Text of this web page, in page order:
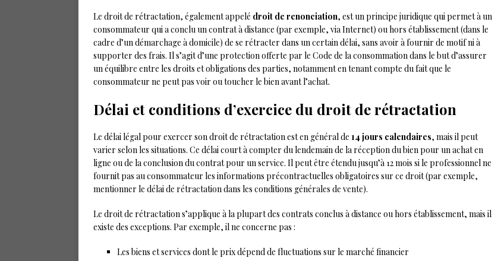
Le droit de rétractation, également appelé droit de renonciation, est un principe juridique qui permet à un
consommateur qui a conclu un contrat à distance (par exemple, via Internet) ou hors établissement (dans le
cadre d’un démarchage à domicile) de se rétracter dans un certain délai, sans avoir à fournir de motif ni à
supporter des frais. Il s’agit d’une protection offerte par le Code de la consommation dans le but d’assurer
un équilibre entre les droits et obligations des parties, notamment en tenant compte du fait que le
consommateur ne peut pas voir ou toucher le bien avant l’achat.
Délai et conditions d’exercice du droit de rétractation
Le délai légal pour exercer son droit de rétractation est en général de 14 jours calendaires, mais il peut
varier selon les situations. Ce délai court à compter du lendemain de la réception du bien pour un achat en
ligne ou de la conclusion du contrat pour un service. Il peut être étendu jusqu’à 12 mois si le professionnel ne
fournit pas au consommateur les informations précontractuelles obligatoires sur ce droit (par exemple,
mentionner le délai de rétractation dans les conditions générales de vente).
Le droit de rétractation s’applique à la plupart des contrats conclus à distance ou hors établissement, mais il
existe des exceptions. Par exemple, il ne concerne pas :
Les biens et services dont le prix dépend de fluctuations sur le marché financier